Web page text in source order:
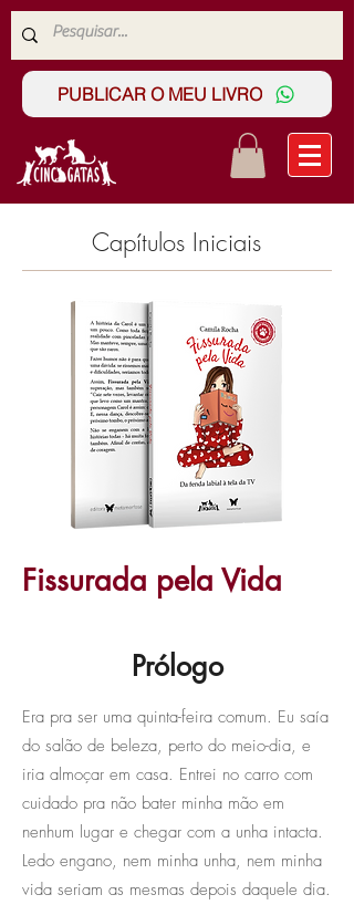
PUBLICAR O MEU LIVRO
Capítulos Iniciais
Fissurada pela Vida
Prólogo
Era pra ser uma quinta-feira comum. Eu saía
do salão de beleza, perto do meio-dia, e
iria almoçar em casa. Entrei no carro com
cuidado pra não bater minha mão em
nenhum lugar e chegar com a unha intacta.
Ledo engano, nem minha unha, nem minha
vida seriam as mesmas depois daquele dia.